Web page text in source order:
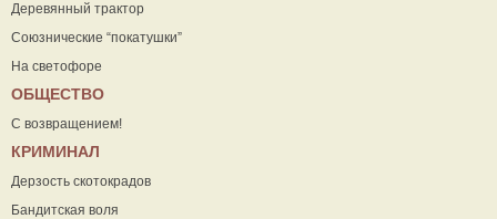
Деревянный трактор
Союзнические “покатушки”
На светофоре
ОБЩЕСТВО
С возвращением!
КРИМИНАЛ
Дерзость скотокрадов
Бандитская воля